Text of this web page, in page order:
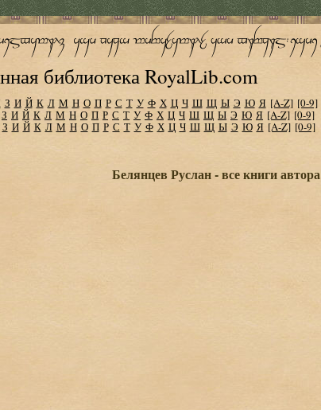
библиотека RoyalLib.com
З И Й К Л М Н О П Р С Т У Ф Х Ц Ч Ш Щ Ы Э Ю Я [A-Z] [0-9]
З И Й К Л М Н О П Р С Т У Ф Х Ц Ч Ш Щ Ы Э Ю Я [A-Z] [0-9]
З И Й К Л М Н О П Р С Т У Ф Х Ц Ч Ш Щ Ы Э Ю Я [A-Z] [0-9]
Белянцев Руслан - все книги автора